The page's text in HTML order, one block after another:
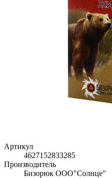
Артикул
4627152833285
Производитель
Бизорюк ООО"Солнце"